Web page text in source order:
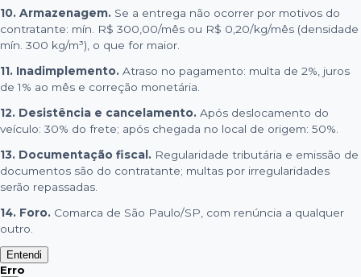
10. Armazenagem. Se a entrega não ocorrer por motivos do
contratante: mín. R$ 300,00/mês ou R$ 0,20/kg/mês (densidade
mín. 300 kg/m³), o que for maior.
11. Inadimplemento. Atraso no pagamento: multa de 2%, juros
de 1% ao mês e correção monetária.
12. Desistência e cancelamento. Após deslocamento do
veículo: 30% do frete; após chegada no local de origem: 50%.
13. Documentação fiscal. Regularidade tributária e emissão de
documentos são do contratante; multas por irregularidades
serão repassadas.
14. Foro. Comarca de São Paulo/SP, com renúncia a qualquer
outro.
Entendi
Erro